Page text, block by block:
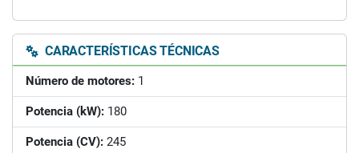
CARACTERÍSTICAS TÉCNICAS
Número de motores: 1
Potencia (kW): 180
Potencia (CV): 245